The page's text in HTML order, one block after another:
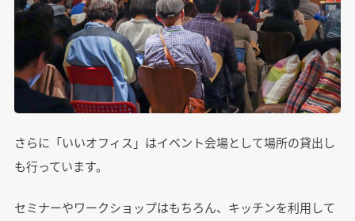
さらに「いいオフィス」はイベント会場として場所の貸出し
も行っています。
セミナーやワークショップはもちろん、キッチンを利用して